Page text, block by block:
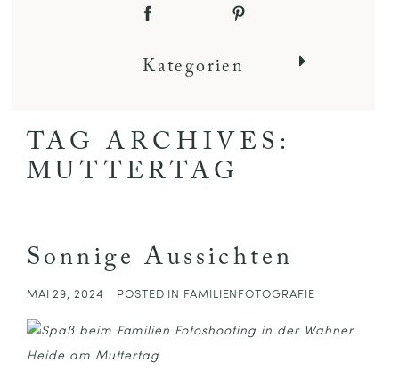
Kategorien
TAG ARCHIVES:
MUTTERTAG
Sonnige Aussichten
MAI 29, 2024 POSTED IN FAMILIENFOTOGRAFIE